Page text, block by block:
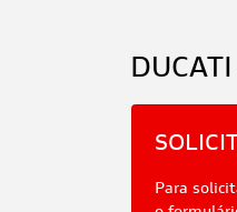
DUCATI
Para